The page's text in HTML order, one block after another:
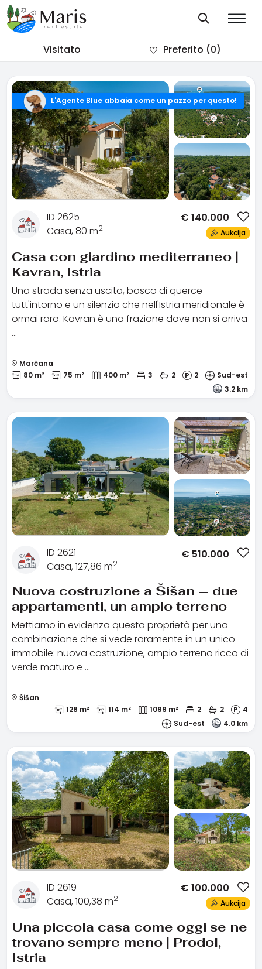
Visitato Preferito (0)
L'Agente Blue abbaia come un pazzo per questo!
ID 2625
Casa, 80 m2 Aukcija
€ 140.000
Casa con giardino mediterraneo |
Kavran, Istria
Una strada senza uscita, bosco di querce
tutt'intorno e un silenzio che nell'Istria meridionale è
ormai raro. Kavran è una frazione dove non si arriva
…
Marčana
80 m²
75 m² 400 m² 3 2 2
Sud-est
3.2 km
ID 2621
Casa, 127,86 m2
€ 510.000
Nuova costruzione a Šišan — due
appartamenti, un ampio terreno
Mettiamo in evidenza questa proprietà per una
combinazione che si vede raramente in un unico
immobile: nuova costruzione, ampio terreno ricco di
verde maturo e …
Šišan
128 m²
114 m² 1099 m² 2 2
4
Sud-est
4.0 km
ID 2619
Casa, 100,38 m2 Aukcija
€ 100.000
Una piccola casa come oggi se ne
trovano sempre meno | Prodol,
Istria